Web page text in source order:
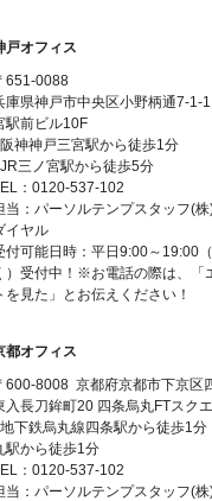
戸オフィス
651-0088
庫県神戸市中央区小野柄通7-1-
駅前ビル10F
神神戸三宮駅から徒歩1分
三ノ宮駅から徒歩5分
：0120-537-102
当：パーソルテンプスタッフ(
イヤル
付可能日時：平日9:00～19:00
）受付中！※お電話の際は、「
を見た」とお伝えください！
都オフィス
600-8008 京都府京都市下京区
入長刀鉾町20 四条烏丸FTスク
下鉄烏丸線四条駅から徒歩1
駅から徒歩1分
：0120-537-102
当：パーソルテンプスタッフ(